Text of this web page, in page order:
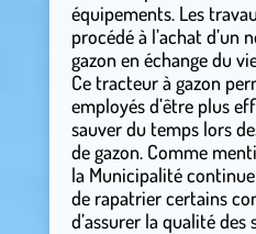
équipements. Les
procédé à l’achat d’un
gazon en échange du
Ce tracteur à gazon
employés d’être plus
sauver du temps lors
de gazon. Comme
la Municipalité
de rapatrier certains
d’assurer la qualité des